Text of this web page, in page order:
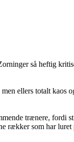
så heftig
ellers totalt kaos
trænere, fordi
rækker som har